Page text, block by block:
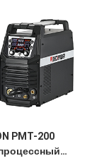
PMT-200